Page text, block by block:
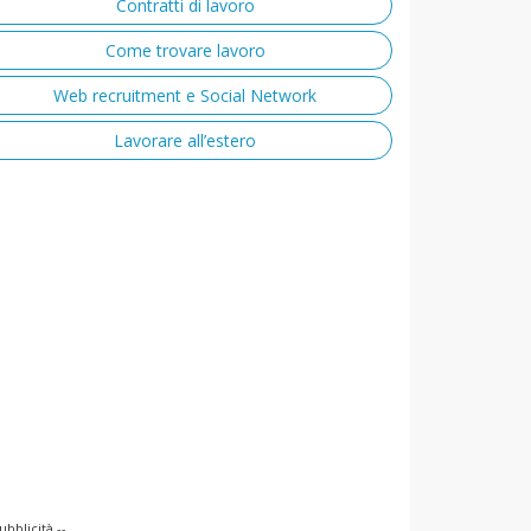
Contratti di lavoro
Come trovare lavoro
Web recruitment e Social Network
Lavorare all’estero